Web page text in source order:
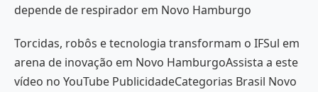
depende de respirador em Novo Hamburgo
Torcidas, robôs e tecnologia transformam o IFSul em
arena de inovação em Novo HamburgoAssista a este
vídeo no YouTube PublicidadeCategorias Brasil Novo